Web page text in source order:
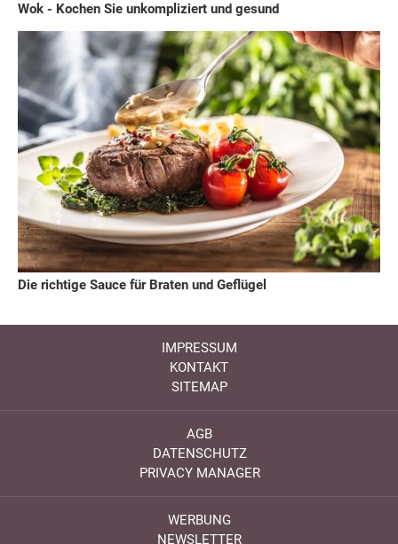
Wok - Kochen Sie unkompliziert und gesund
Die richtige Sauce für Braten und Geflügel
IMPRESSUM
KONTAKT
SITEMAP
AGB
DATENSCHUTZ
PRIVACY MANAGER
WERBUNG
NEWSLETTER